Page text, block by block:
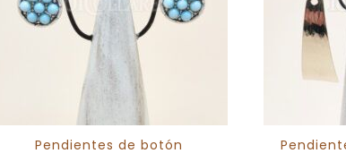
Pendientes de botón